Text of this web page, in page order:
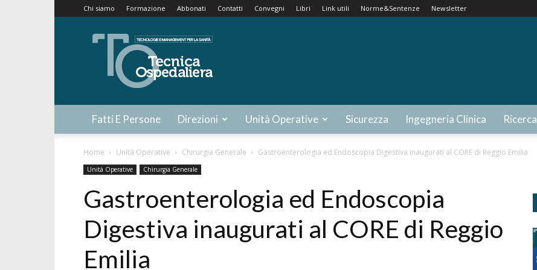
Chi siamo Formazione Abbonati Contatti Convegni Libri Link utili Norme&Sentenze Newsletter
Tecnica
Ospedaliera
Fatti E Persone Direzioni Unità Operative Sicurezza Ingegneria Clinica Ricerca
Home Unità Operative Chirurgia Generale Gastroenterologia ed Endoscopia Digestiva inaugurati al CORE di Reggio Emilia
Unità Operative Chirurgia Generale
Gastroenterologia ed Endoscopia
Digestiva inaugurati al CORE di Reggio
Emilia